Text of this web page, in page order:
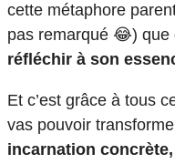
cette métaphore
pas remarqué 😂) que
réfléchir à son
Et c’est grâce à tous
vas pouvoir
incarnation concrète,